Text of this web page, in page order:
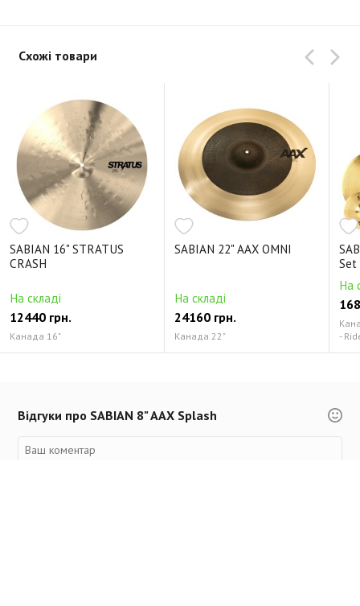
Схожі товари
SABIAN 16" STRATUS
CRASH
На складі
12440 грн.
Канада 16"
SABIAN 22" AAX OMNI
На складі
24160 грн.
Канада 22"
Set
На
-
Відгуки про SABIAN 8" AAX Splash